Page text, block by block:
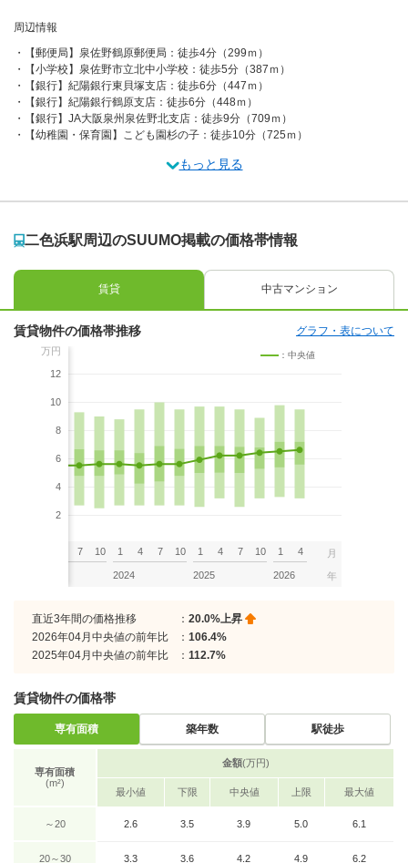
周辺情報
【郵便局】泉佐野鶴原郵便局：徒歩4分（299ｍ）
【小学校】泉佐野市立北中小学校：徒歩5分（387ｍ）
【銀行】紀陽銀行東貝塚支店：徒歩6分（447ｍ）
【銀行】紀陽銀行鶴原支店：徒歩6分（448ｍ）
【銀行】JA大阪泉州泉佐野北支店：徒歩9分（709ｍ）
【幼稚園・保育園】こども園杉の子：徒歩10分（725ｍ）
もっと見る
二色浜駅周辺のSUUMO掲載の価格帯情報
賃貸 中古マンション
賃貸物件の価格帯推移 グラフ・表について
万円
12
10
8
6
4
2
：中央値
7 10 1 4 7 10
2024
1 4 7 10
2025
1 4
2026
月
年
直近3年間の価格推移 ： 20.0%上昇
2026年04月中央値の前年比
： 106.4%
2025年04月中央値の前年比
： 112.7%
賃貸物件の価格帯
専有面積 築年数 駅徒歩
専有面積
(m²)
金額(万円)
最小値 下限 中央値 上限 最大値
～20 2.6 3.5 3.9 5.0 6.1
20～30 3.3 3.6 4.2 4.9 6.2